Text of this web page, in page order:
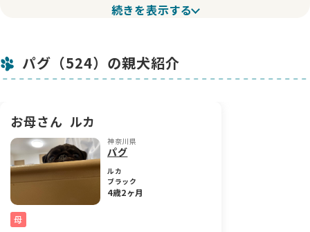
ママは落ち着いた性格で、とっても甘えん坊なルカちゃん🐾
美人さん要素もしっかり持っていて、成長とともにますます可
続きを表示する
パグ（524）の親犬紹介
お母さん ルカ
神奈川県
パグ
ルカ
ブラック
4歳2ヶ月
母